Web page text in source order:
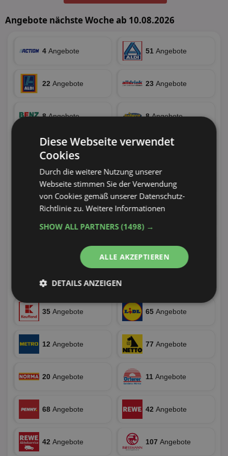
Angebote nächste Woche ab 10.08.2026
4 Angebote 51 Angebote
22 Angebote 23 Angebote
8 Angebote 8 Angebote
44 Angebote 101 Angebote
4 Angebote 10 Angebote
29 Angebote
33 Angebote
35 Angebote 65 Angebote
12 Angebote 77 Angebote
20 Angebote 11 Angebote
68 Angebote 42 Angebote
42 Angebote 107 Angebote
Diese Webseite verwendet
Cookies
Durch die weitere Nutzung unserer
Webseite stimmen Sie der Verwendung
von Cookies gemäß unserer Datenschutz-
Richtlinie zu.Weitere Informationen
SHOW ALL PARTNERS(1498) →
ALLE AKZEPTIEREN
DETAILS ANZEIGEN
Unbedingt
erforderlich
Performance
Funktionalität